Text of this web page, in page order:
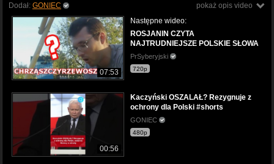
pokaż opis video
Dodał: GONIEC
07:53
Następne wideo:
ROSJANIN CZYTA
NAJTRUDNIEJSZE POLSKIE SŁOWA
PrSyberyjski
720p
00:56
Kaczyński OSZALAŁ? Rezygnuje z
ochrony dla Polski #shorts
GONIEC
480p